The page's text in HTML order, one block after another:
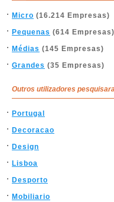
Micro (16.214 Empresas)
Pequenas (614 Empresas)
Médias (145 Empresas)
Grandes (35 Empresas)
Outros utilizadores
Portugal
Decoracao
Design
Lisboa
Desporto
Mobiliario